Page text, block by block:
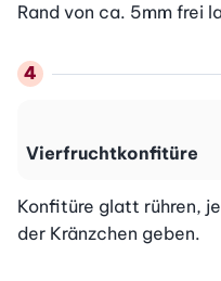
Rand von ca. 5mm frei
Vierfruchtkonfitüre
Konfitüre glatt rühren,
der Kränzchen geben.